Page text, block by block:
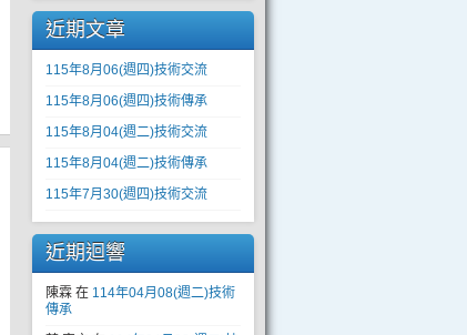
近期文章
115年8月06(週四)技術交流
115年8月06(週四)技術傳承
115年8月04(週二)技術交流
115年8月04(週二)技術傳承
115年7月30(週四)技術交流
近期迴響
陳霖 在 114年04月08(週二)技術
傳承